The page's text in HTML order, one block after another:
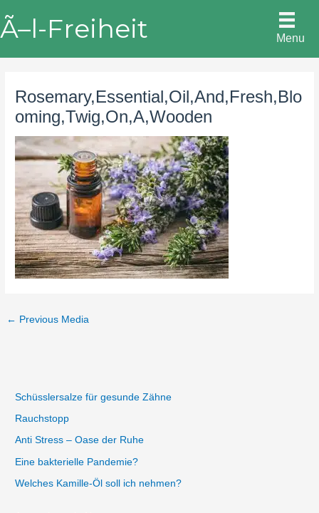
to
content
Ã–l-Freiheit Menu
Rosemary,Essential,Oil,And,Fresh,Blo
oming,Twig,On,A,Wooden
← Previous Media
Schüsslersalze für gesunde Zähne
Rauchstopp
Anti Stress – Oase der Ruhe
Eine bakterielle Pandemie?
Welches Kamille-Öl soll ich nehmen?